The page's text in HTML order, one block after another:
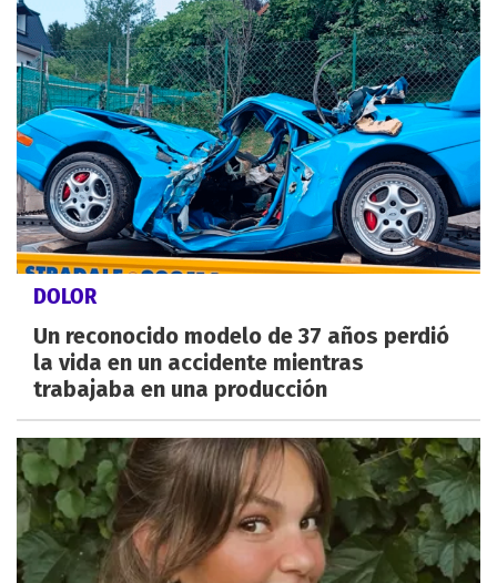
DOLOR
Un reconocido modelo de 37 años perdió
la vida en un accidente mientras
trabajaba en una producción